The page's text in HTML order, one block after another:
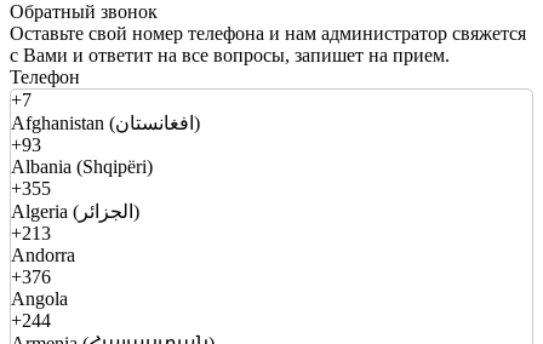
Обратный звонок
Оставьте свой номер телефона и нам администратор свяжется
с Вами и ответит на все вопросы, запишет на прием.
Телефон
+7
Afghanistan (افغانستان)
+93
Albania (Shqipëri)
+355
Algeria (الجزائر)
+213
Andorra
+376
Angola
+244